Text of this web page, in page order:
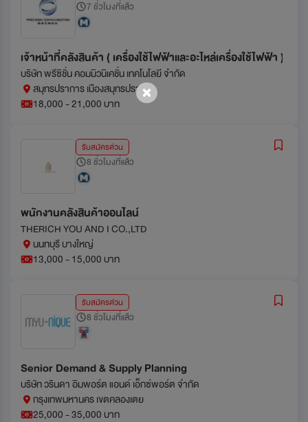
7 ชั่วโมงที่แล้ว
เจ้าหน้าที่คลังสินค้า ( เครื่องใช้ไฟฟ้าและอะไหล่เครื่องใช้ไฟฟ้า )
บริษัท พรีซิชั่น คอมมิวนิเคชั่น เทคโนโลยี จำกัด
สมุทรปราการ เมืองสมุทรปราการ
18,000 - 21,000 บาท
รับสมัครด่วน
8 ชั่วโมงที่แล้ว
พนักงานคลังสินค้าออนไลน์
THERICH YOU AND I CO.,LTD
นนทบุรี บางใหญ่
13,000 - 15,000 บาท
รับสมัครด่วน
8 ชั่วโมงที่แล้ว
Senior Demand & Supply Planning
บริษัท วรินดา อิมพอร์ต แอนด์ เอ็กซ์พอร์ต จำกัด
กรุงเทพมหานคร เขตคลองเตย
25,000 - 35,000 บาท